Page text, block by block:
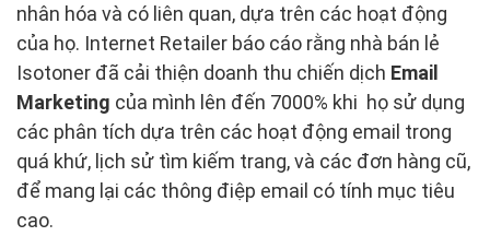
nhân hóa và có liên quan, dựa trên các hoạt động
của họ. Internet Retailer báo cáo rằng nhà bán lẻ
Isotoner đã cải thiện doanh thu chiến dịch Email
Marketing của mình lên đến 7000% khi họ sử dụng
các phân tích dựa trên các hoạt động email trong
quá khứ, lịch sử tìm kiếm trang, và các đơn hàng cũ,
để mang lại các thông điệp email có tính mục tiêu
cao.